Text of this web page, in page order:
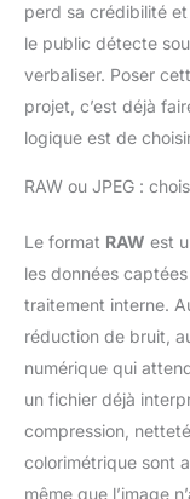
perd sa crédibilité
le public détecte
verbaliser. Poser
projet, c’est déjà
logique est de
RAW ou JPEG :
Le format RAW est
les données
traitement interne.
réduction de bruit,
numérique qui
un fichier déjà
compression,
colorimétrique sont
même que l’image